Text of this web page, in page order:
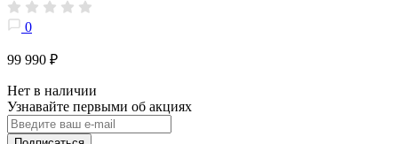
0
99 990 ₽
Нет в наличии
Узнавайте первыми об акциях